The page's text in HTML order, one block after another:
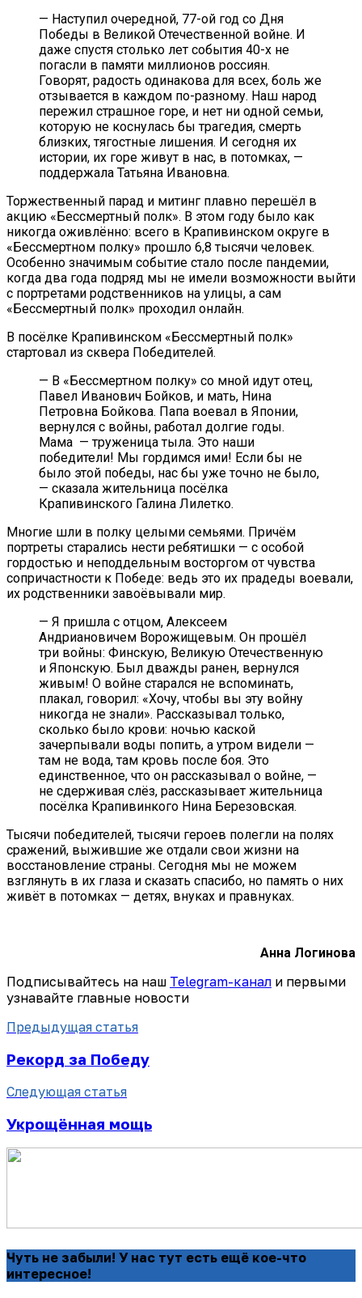
— Наступил очередной, 77-ой год со Дня
Победы в Великой Отечественной войне. И
даже спустя столько лет события 40-х не
погасли в памяти миллионов россиян.
Говорят, радость одинакова для всех, боль же
отзывается в каждом по-разному. Наш народ
пережил страшное горе, и нет ни одной семьи,
которую не коснулась бы трагедия, смерть
близких, тягостные лишения. И сегодня их
истории, их горе живут в нас, в потомках, —
поддержала Татьяна Ивановна.
Торжественный парад и митинг плавно перешёл в
акцию «Бессмертный полк». В этом году было как
никогда оживлённо: всего в Крапивинском округе в
«Бессмертном полку» прошло 6,8 тысячи человек.
Особенно значимым событие стало после пандемии,
когда два года подряд мы не имели возможности выйти
с портретами родственников на улицы, а сам
«Бессмертный полк» проходил онлайн.
В посёлке Крапивинском «Бессмертный полк»
стартовал из сквера Победителей.
— В «Бессмертном полку» со мной идут отец,
Павел Иванович Бойков, и мать, Нина
Петровна Бойкова. Папа воевал в Японии,
вернулся с войны, работал долгие годы.
Мама — труженица тыла. Это наши
победители! Мы гордимся ими! Если бы не
было этой победы, нас бы уже точно не было,
— сказала жительница посёлка
Крапивинского Галина Лилетко.
Многие шли в полку целыми семьями. Причём
портреты старались нести ребятишки — с особой
гордостью и неподдельным восторгом от чувства
сопричастности к Победе: ведь это их прадеды воевали,
их родственники завоёвывали мир.
— Я пришла с отцом, Алексеем
Андриановичем Ворожищевым. Он прошёл
три войны: Финскую, Великую Отечественную
и Японскую. Был дважды ранен, вернулся
живым! О войне старался не вспоминать,
плакал, говорил: «Хочу, чтобы вы эту войну
никогда не знали». Рассказывал только,
сколько было крови: ночью каской
зачерпывали воды попить, а утром видели —
там не вода, там кровь после боя. Это
единственное, что он рассказывал о войне, —
не сдерживая слёз, рассказывает жительница
посёлка Крапивинкого Нина Березовская.
Тысячи победителей, тысячи героев полегли на полях
сражений, выжившие же отдали свои жизни на
восстановление страны. Сегодня мы не можем
взглянуть в их глаза и сказать спасибо, но память о них
живёт в потомках — детях, внуках и правнуках.
Анна Логинова
Подписывайтесь на наш Telegram-канал и первыми
узнавайте главные новости
Предыдущая статья
Рекорд за Победу
Следующая статья
Укрощённая мощь
Чуть не забыли! У нас тут есть ещё кое-что
интересное!